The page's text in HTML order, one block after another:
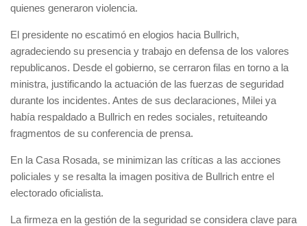
quienes generaron violencia.
El presidente no escatimó en elogios hacia Bullrich,
agradeciendo su presencia y trabajo en defensa de los valores
republicanos. Desde el gobierno, se cerraron filas en torno a la
ministra, justificando la actuación de las fuerzas de seguridad
durante los incidentes. Antes de sus declaraciones, Milei ya
había respaldado a Bullrich en redes sociales, retuiteando
fragmentos de su conferencia de prensa.
En la Casa Rosada, se minimizan las críticas a las acciones
policiales y se resalta la imagen positiva de Bullrich entre el
electorado oficialista.
La firmeza en la gestión de la seguridad se considera clave para